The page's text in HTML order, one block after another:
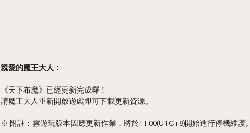
親愛的魔王大人：
《天下布魔》已經更新完成囉！
請魔王大人重新開啟遊戲即可下載更新資源。
※ 附註：雲遊玩版本因應更新作業，將於11:00(UTC+8)開始進行停機維護。